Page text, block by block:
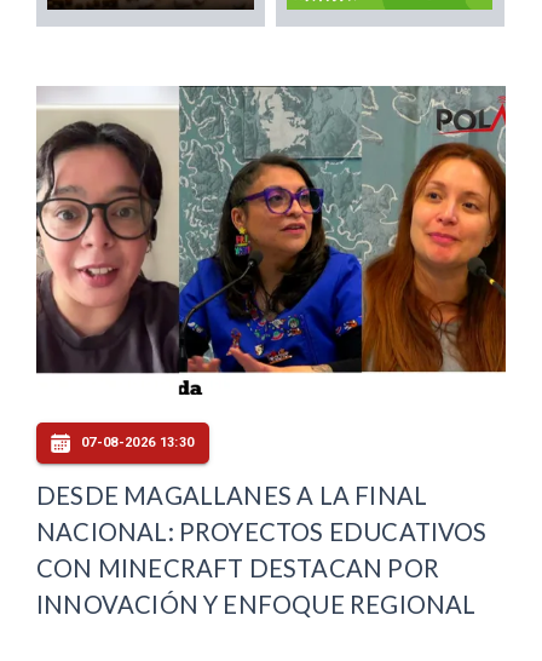
07-08-2026 13:30
DESDE MAGALLANES A LA FINAL
NACIONAL: PROYECTOS EDUCATIVOS
CON MINECRAFT DESTACAN POR
INNOVACIÓN Y ENFOQUE REGIONAL